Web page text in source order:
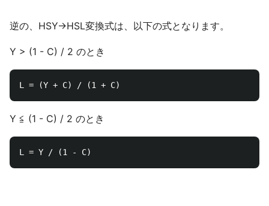
逆の、HSY→HSL変換式は、以下の式となります。
Y > (1 - C) / 2 のとき
Y ≦ (1 - C) / 2 のとき